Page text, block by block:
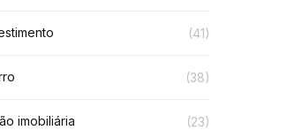
(41)
(38)
imobiliária (23)